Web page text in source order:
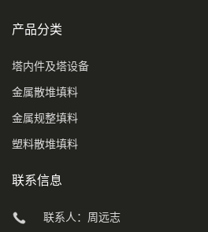
产品分类
塔内件及塔设备
金属散堆填料
金属规整填料
塑料散堆填料
联系信息
联系人：周远志